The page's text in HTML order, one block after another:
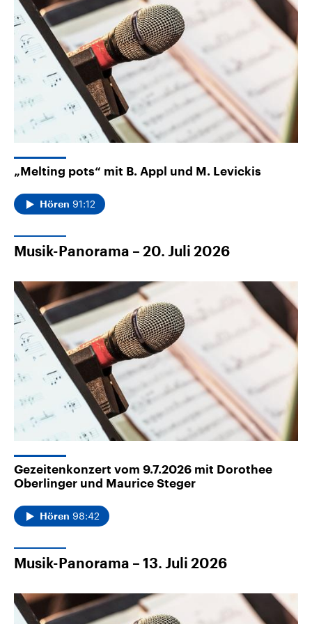
„Melting pots“ mit B. Appl und M. Levickis
Hören 91:12
Musik-Panorama – 20. Juli 2026
Gezeitenkonzert vom 9.7.2026 mit Dorothee
Oberlinger und Maurice Steger
Hören 98:42
Musik-Panorama – 13. Juli 2026